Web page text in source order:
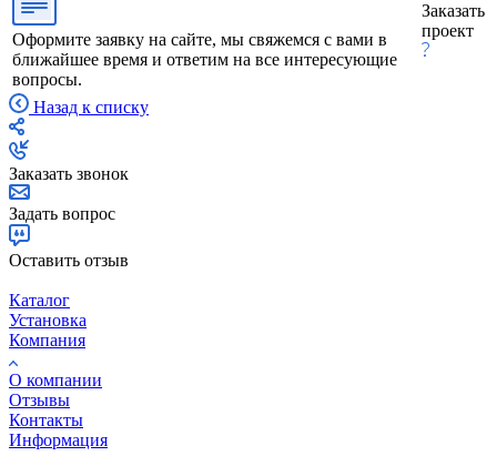
Оформите заявку на сайте, мы свяжемся с вами в
ближайшее время и ответим на все интересующие
вопросы.
Заказать
проект
Назад к списку
Заказать звонок
Задать вопрос
Оставить отзыв
Каталог
Установка
Компания
О компании
Отзывы
Контакты
Информация